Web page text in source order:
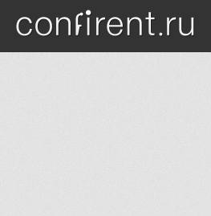
Перейти к основному содержанию